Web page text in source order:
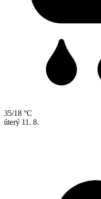
35/18 °C
úterý 11. 8.